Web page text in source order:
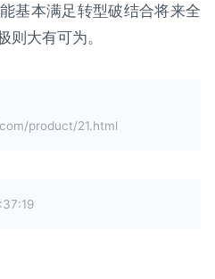
基本满足转型破结合将来全
大有可为。
product/21.html